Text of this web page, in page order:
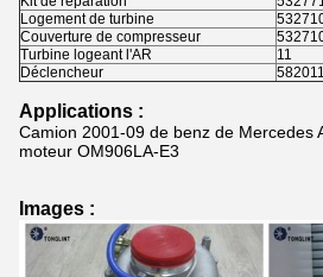
Logement de turbine
Couverture de compresseur
Turbine logeant l'AR
11
Déclencheur
Applications :
Camion 2001-09 de benz de Mercedes
moteur OM906LA-E3
Images :